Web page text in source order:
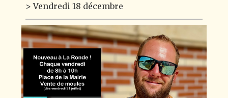
> Vendredi 18 décembre